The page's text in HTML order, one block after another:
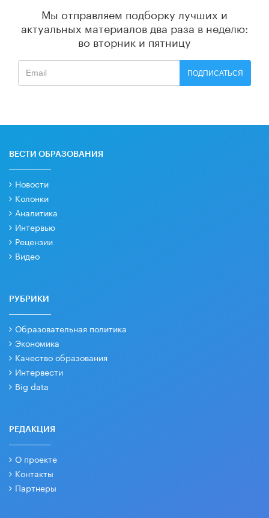
Мы отправляем подборку лучших и
актуальных материалов два раза в неделю:
во вторник и пятницу
ПОДПИСАТЬСЯ
ВЕСТИ ОБРАЗОВАНИЯ
Новости
Колонки
Аналитика
Интервью
Рецензии
Видео
РУБРИКИ
Образовательная политика
Экономика
Качество образования
Интервести
Big data
РЕДАКЦИЯ
О проекте
Контакты
Партнеры